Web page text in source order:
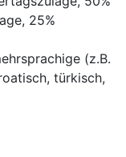
25%
(z.B.
türkisch,